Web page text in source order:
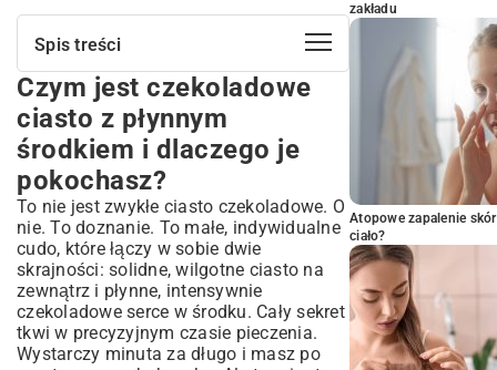
Spis treści
Czym jest czekoladowe ciasto z
płynnym środkiem i dlaczego je
pokochasz?
Krótka historia i globalny fenomen
molten lava cake
Idealny deser na każdą okazję
Składniki na perfekcyjne molten lava
cake – co musisz wiedzieć?
Kluczowe znaczenie jakości czekolady
Niezbędne produkty – lista zakupów
Wybór odpowiednich foremek i akcesoriów
Krok po kroku: Jak przygotować ciasto
Czym jest czekoladowe
ciasto z płynnym
środkiem i dlaczego je
pokochasz?
To nie jest zwykłe ciasto czekoladowe. O
nie. To doznanie. To małe, indywidualne
cudo, które łączy w sobie dwie
skrajności: solidne, wilgotne ciasto na
zewnątrz i płynne, intensywnie
czekoladowe serce w środku. Cały sekret
tkwi w precyzyjnym czasie pieczenia.
Wystarczy minuta za długo i masz po
zakładu
Atopowe zapalenie
ciało?